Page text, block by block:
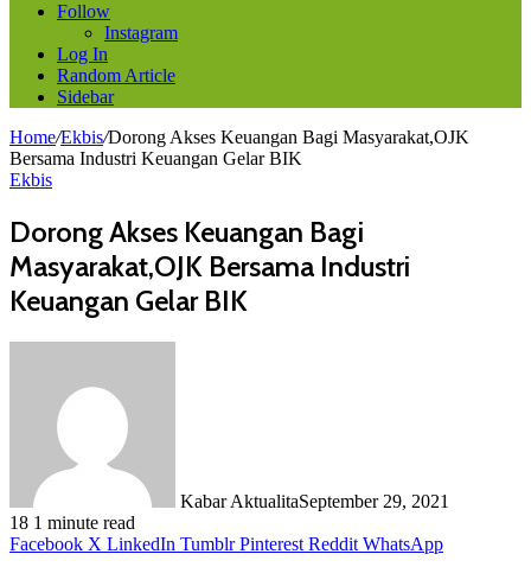
Follow
Instagram
Log In
Random Article
Sidebar
Home/Ekbis/Dorong Akses Keuangan Bagi Masyarakat,OJK
Bersama Industri Keuangan Gelar BIK
Ekbis
Dorong Akses Keuangan Bagi
Masyarakat,OJK Bersama Industri
Keuangan Gelar BIK
Kabar AktualitaSeptember 29, 2021
18 1 minute read
Facebook X LinkedIn Tumblr Pinterest Reddit WhatsApp